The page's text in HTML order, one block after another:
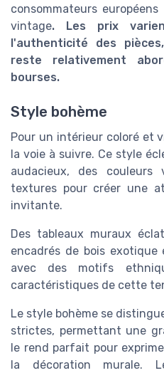
consommateurs
vintage. Les prix
l'authenticité des
reste relativement
bourses.
Style bohème
Pour un intérieur coloré et
la voie à suivre. Ce style
audacieux, des
textures pour créer une
invitante.
Des tableaux muraux
encadrés de bois exotique
avec des motifs
caractéristiques de cette
Le style bohème se
strictes, permettant une
le rend parfait pour
la décoration murale.